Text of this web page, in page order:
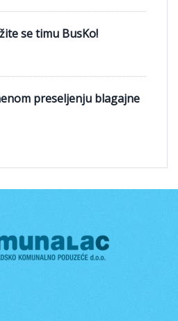
se timu BusKo!
preseljenju blagajne